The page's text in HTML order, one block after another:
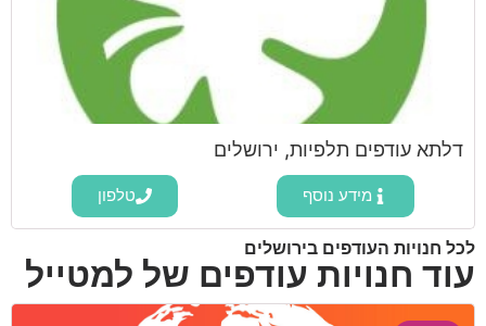
דלתא עודפים תלפיות, ירושלים
מידע נוסף טלפון
לכל חנויות העודפים בירושלים
עוד חנויות עודפים של למטייל